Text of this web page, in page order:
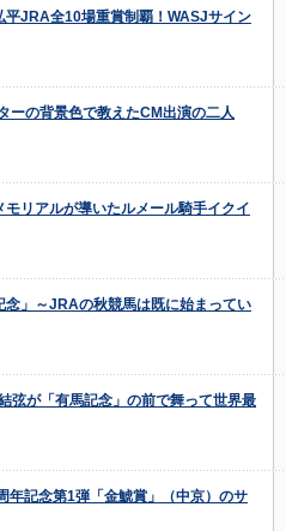
平JRA全10場重賞制覇！WASJサイン
ーの背景色で教えたCM出演の二人
リアルが導いたルメール騎手イクイ
念」～JRAの秋競馬は既に始まってい
弦が「有馬記念」の前で舞って世界最
年記念第1弾「金鯱賞」（中京）のサ